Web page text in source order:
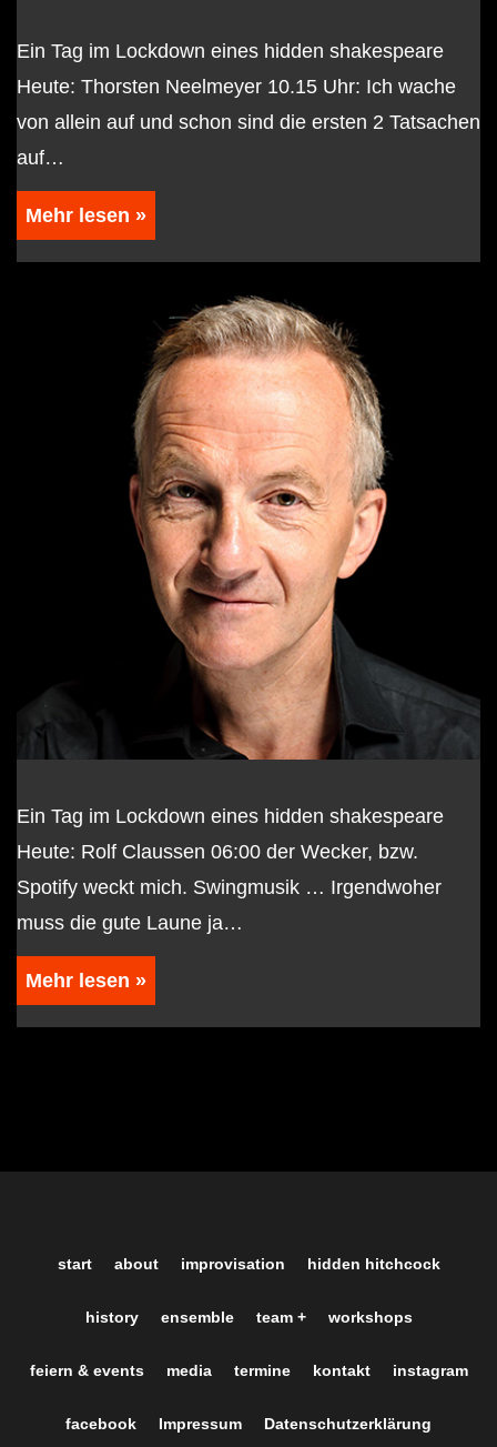
Ein Tag im Lockdown eines hidden shakespeare
Heute: Thorsten Neelmeyer 10.15 Uhr: Ich wache
von allein auf und schon sind die ersten 2 Tatsachen
auf…
Mehr lesen »
Ein Tag im Lockdown eines hidden shakespeare
Heute: Rolf Claussen 06:00 der Wecker, bzw.
Spotify weckt mich. Swingmusik … Irgendwoher
muss die gute Laune ja…
Mehr lesen »
start about improvisation hidden hitchcock
history ensemble team + workshops
feiern & events media termine kontakt instagram
facebook Impressum Datenschutzerklärung